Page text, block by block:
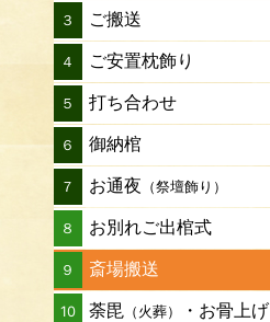
３ ご搬送
４ ご安置枕飾り
５ 打ち合わせ
６ 御納棺
７ お通夜 （祭壇飾り）
８ お別れご出棺式
９ 斎場搬送
10 荼毘 （火葬） ・お骨上げ